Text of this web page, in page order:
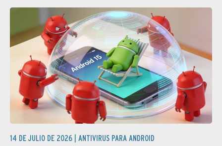
14 DE JULIO DE 2026 | ANTIVIRUS PARA ANDROID